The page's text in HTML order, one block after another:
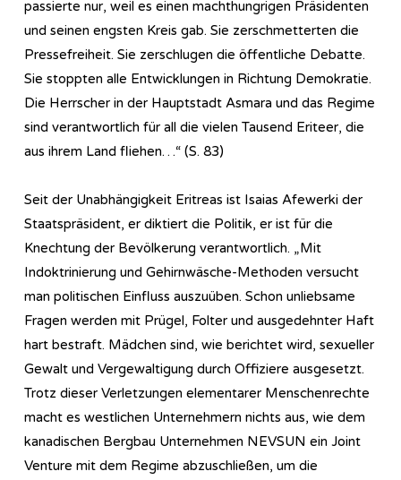
passierte nur, weil es einen machthungrigen Präsidenten
und seinen engsten Kreis gab. Sie zerschmetterten die
Pressefreiheit. Sie zerschlugen die öffentliche Debatte.
Sie stoppten alle Entwicklungen in Richtung Demokratie.
Die Herrscher in der Hauptstadt Asmara und das Regime
sind verantwortlich für all die vielen Tausend Eriteer, die
aus ihrem Land fliehen…“ (S. 83)
Seit der Unabhängigkeit Eritreas ist Isaias Afewerki der
Staatspräsident, er diktiert die Politik, er ist für die
Knechtung der Bevölkerung verantwortlich. „Mit
Indoktrinierung und Gehirnwäsche-Methoden versucht
man politischen Einfluss auszuüben. Schon unliebsame
Fragen werden mit Prügel, Folter und ausgedehnter Haft
hart bestraft. Mädchen sind, wie berichtet wird, sexueller
Gewalt und Vergewaltigung durch Offiziere ausgesetzt.
Trotz dieser Verletzungen elementarer Menschenrechte
macht es westlichen Unternehmern nichts aus, wie dem
kanadischen Bergbau Unternehmen NEVSUN ein Joint
Venture mit dem Regime abzuschließen, um die